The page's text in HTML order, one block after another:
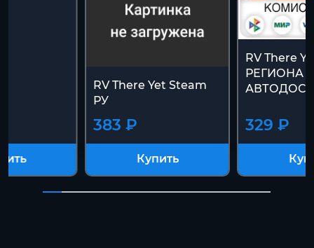
RV There Yet Steam
РУ
383 ₽
Купить
RV There
РЕГИОНА
329 ₽